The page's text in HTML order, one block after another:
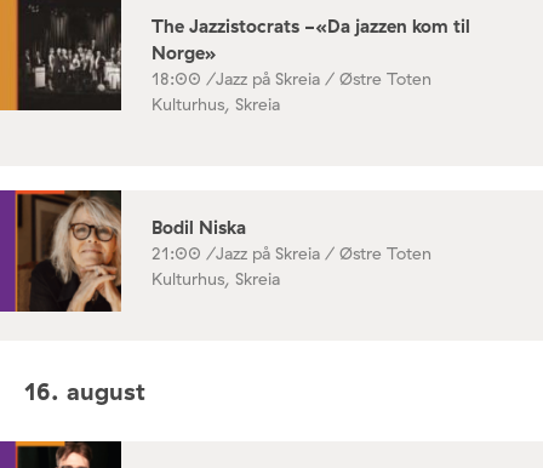
The Jazzistocrats -«Da jazzen kom til
Norge»
18:00 /Jazz på Skreia / Østre Toten
Kulturhus, Skreia
Bodil Niska
21:00 /Jazz på Skreia / Østre Toten
Kulturhus, Skreia
16. august